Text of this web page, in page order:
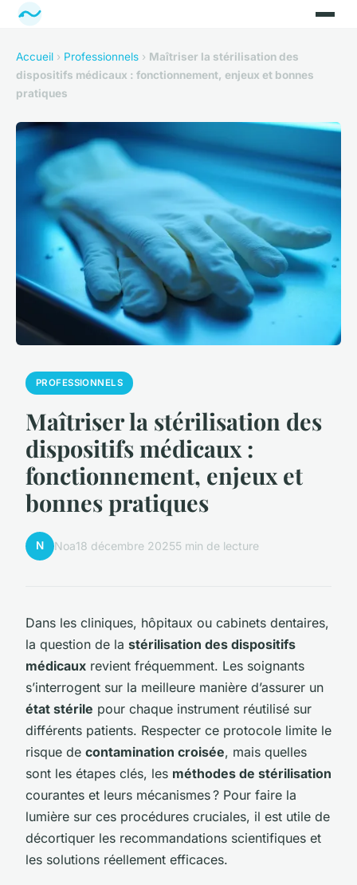
Accueil › Professionnels › Maîtriser la stérilisation des
dispositifs médicaux : fonctionnement, enjeux et bonnes
pratiques
PROFESSIONNELS
Maîtriser la stérilisation des
dispositifs médicaux :
fonctionnement, enjeux et
bonnes pratiques
N Noa18 décembre 20255 min de lecture
Dans les cliniques, hôpitaux ou cabinets dentaires,
la question de la stérilisation des dispositifs
médicaux revient fréquemment. Les soignants
s’interrogent sur la meilleure manière d’assurer un
état stérile pour chaque instrument réutilisé sur
différents patients. Respecter ce protocole limite le
risque de contamination croisée, mais quelles
sont les étapes clés, les méthodes de stérilisation
courantes et leurs mécanismes ? Pour faire la
lumière sur ces procédures cruciales, il est utile de
décortiquer les recommandations scientifiques et
les solutions réellement efficaces.